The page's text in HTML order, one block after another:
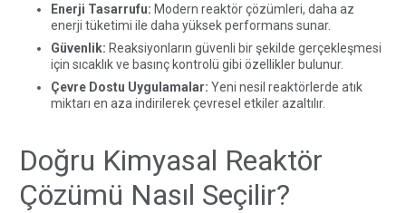
Enerji Tasarrufu: Modern reaktör çözümleri, daha az
enerji tüketimi ile daha yüksek performans sunar.
Güvenlik: Reaksiyonların güvenli bir şekilde gerçekleşmesi
için sıcaklık ve basınç kontrolü gibi özellikler bulunur.
Çevre Dostu Uygulamalar: Yeni nesil reaktörlerde atık
miktarı en aza indirilerek çevresel etkiler azaltılır.
Doğru Kimyasal Reaktör
Çözümü Nasıl Seçilir?